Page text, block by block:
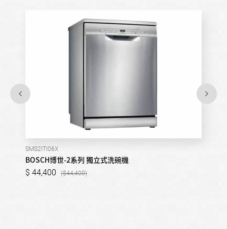
SMS2ITI06X
BOSCH博世-2系列 獨立式洗碗機
44,400 44,400